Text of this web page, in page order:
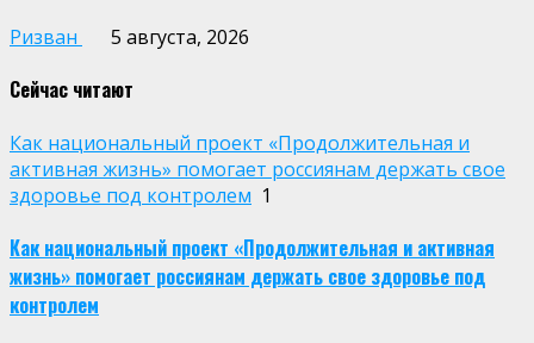
Ризван 5 августа, 2026
Сейчас читают
Как национальный проект «Продолжительная и
активная жизнь» помогает россиянам держать свое
здоровье под контролем 1
Как национальный проект «Продолжительная и активная
жизнь» помогает россиянам держать свое здоровье под
контролем